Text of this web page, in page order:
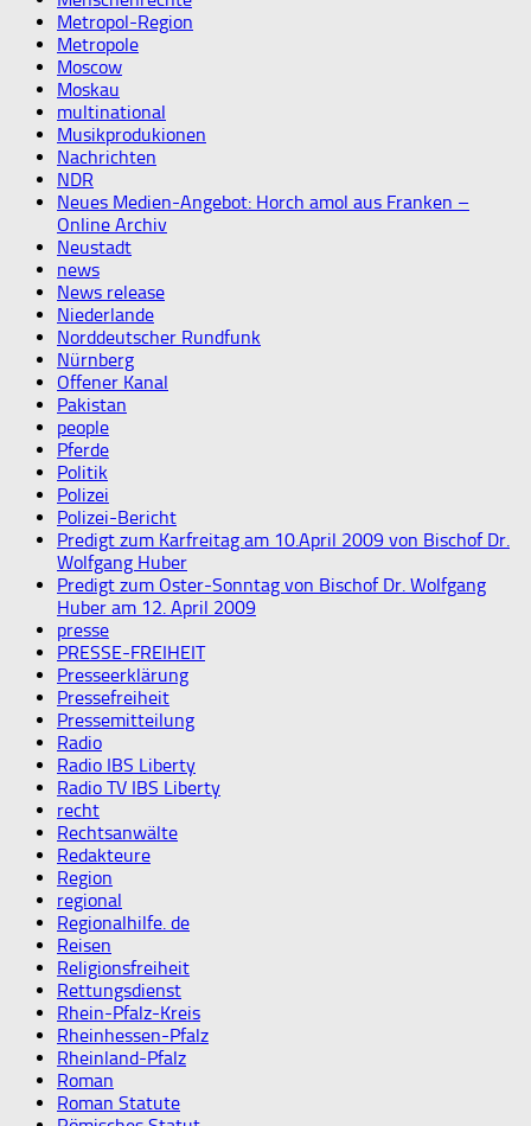
Metropol-Region
Metropole
Moscow
Moskau
multinational
Musikprodukionen
Nachrichten
NDR
Neues Medien-Angebot: Horch amol aus Franken –
Online Archiv
Neustadt
news
News release
Niederlande
Norddeutscher Rundfunk
Nürnberg
Offener Kanal
Pakistan
people
Pferde
Politik
Polizei
Polizei-Bericht
Predigt zum Karfreitag am 10.April 2009 von Bischof Dr.
Wolfgang Huber
Predigt zum Oster-Sonntag von Bischof Dr. Wolfgang
Huber am 12. April 2009
presse
PRESSE-FREIHEIT
Presseerklärung
Pressefreiheit
Pressemitteilung
Radio
Radio IBS Liberty
Radio TV IBS Liberty
recht
Rechtsanwälte
Redakteure
Region
regional
Regionalhilfe. de
Reisen
Religionsfreiheit
Rettungsdienst
Rhein-Pfalz-Kreis
Rheinhessen-Pfalz
Rheinland-Pfalz
Roman
Roman Statute